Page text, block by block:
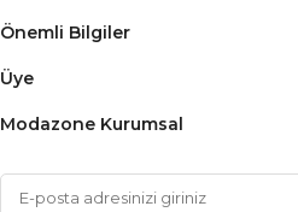
Önemli Bilgiler
Üye
Modazone Kurumsal